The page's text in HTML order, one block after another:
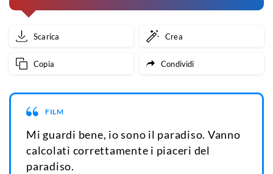
Scarica Crea
Copia Condividi
FILM
Mi guardi bene, io sono il paradiso. Vanno
calcolati correttamente i piaceri del
paradiso.